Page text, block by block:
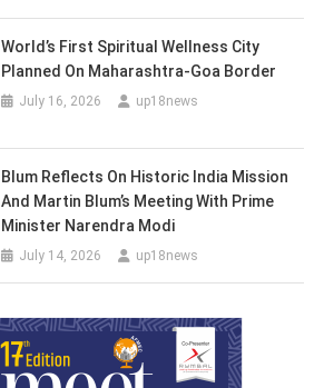
World’s First Spiritual Wellness City
Planned On Maharashtra-Goa Border
July 16, 2026 up18news
Blum Reflects On Historic India Mission
And Martin Blum’s Meeting With Prime
Minister Narendra Modi
July 14, 2026 up18news